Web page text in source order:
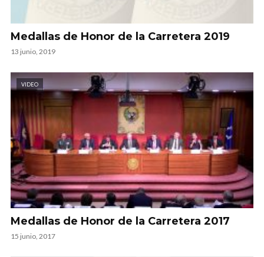
Medallas de Honor de la Carretera 2019
13 junio, 2019
VIDEO
Medallas de Honor de la Carretera 2017
15 junio, 2017